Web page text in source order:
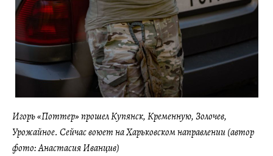
Игорь «Поттер» прошел Купянск, Кременную, Золочев,
Урожайное. Сейчас воюет на Харьковском направлении (автор
фото: Анастасия Иванцив)